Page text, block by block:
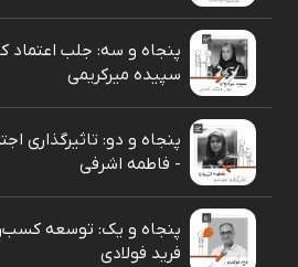
پنجاه و سه: جلب اعتماد
سپیده میر‌کریمی
پنجاه و دو: تاثیرگذاری
- فاطمه اشرفی
پنجاه و یک: توسعه
فرید فولادی